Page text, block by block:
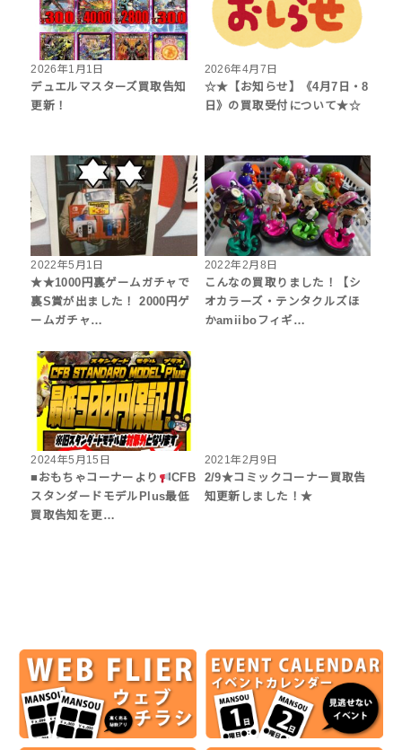
2026年1月1日
デュエルマスターズ買取告知
更新！
2026年4月7日
☆★【お知らせ】《4月7日・8
日》の買取受付について★☆
2022年5月1日
★★1000円裏ゲームガチャで
裏S賞が出ました！ 2000円ゲ
ームガチャ…
2022年2月8日
こんなの買取りました！【シ
オカラーズ・テンタクルズほ
かamiiboフィギ…
2024年5月15日
■おもちゃコーナーより
CFB
スタンダードモデルPlus最低
買取告知を更…
2021年2月9日
2/9★コミックコーナー買取告
知更新しました！★